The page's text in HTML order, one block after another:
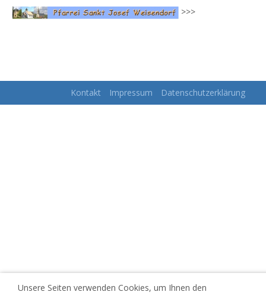
Unsere Seiten verwenden Cookies, um Ihnen den
>>>
Kontakt Impressum Datenschutzerklärung